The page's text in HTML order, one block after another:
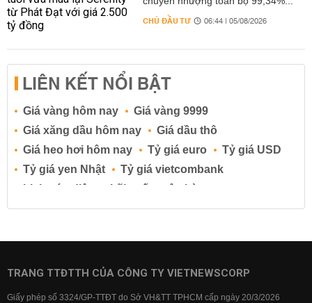
CHỦ ĐẦU TƯ 06:44 | 05/08/2026
LIÊN KẾT NỔI BẬT
Giá vàng hôm nay
Giá vàng 9999
Giá xăng dầu hôm nay
Giá dầu thô
Giá heo hơi hôm nay
Tỷ giá euro
Tỷ giá USD
Tỷ giá yen Nhật
Tỷ giá vietcombank
Lịch cúp điện
Lãi suất ngân hàng
Lãi suất tiết kiệm
Lãi suất tiền gửi
Lãi suất ngân hàng BIDV
TRANG TTĐTTH CỦA CÔNG TY VIETNEWSCORP
Giấy phép số 3324/GP-TTĐT do Sở VH&TT TPHCM cấp ngày 20/3/2026